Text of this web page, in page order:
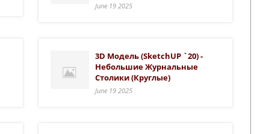
June 19 2025
3D Модель (SketchUP `20) -
Небольшие Журнальные
Столики (круглые)
June 19 2025